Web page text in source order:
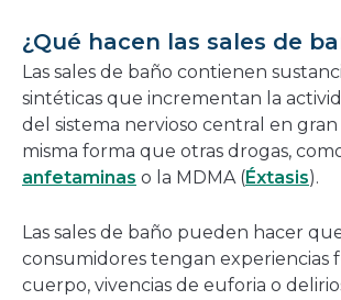
¿Qué hacen las sales de
Las sales de baño contienen
sintéticas que incrementan la
del sistema nervioso central en
misma forma que otras drogas,
anfetaminas o la MDMA (Éxtasis).
Las sales de baño pueden hacer
consumidores tengan experiencias
cuerpo, vivencias de euforia o